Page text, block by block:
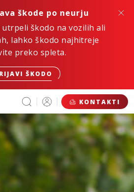
škode po neurju
utrpeli škodo na vozilih ali
lahko škodo najhitreje
preko spleta.
ŠKODO
KONTAKTI